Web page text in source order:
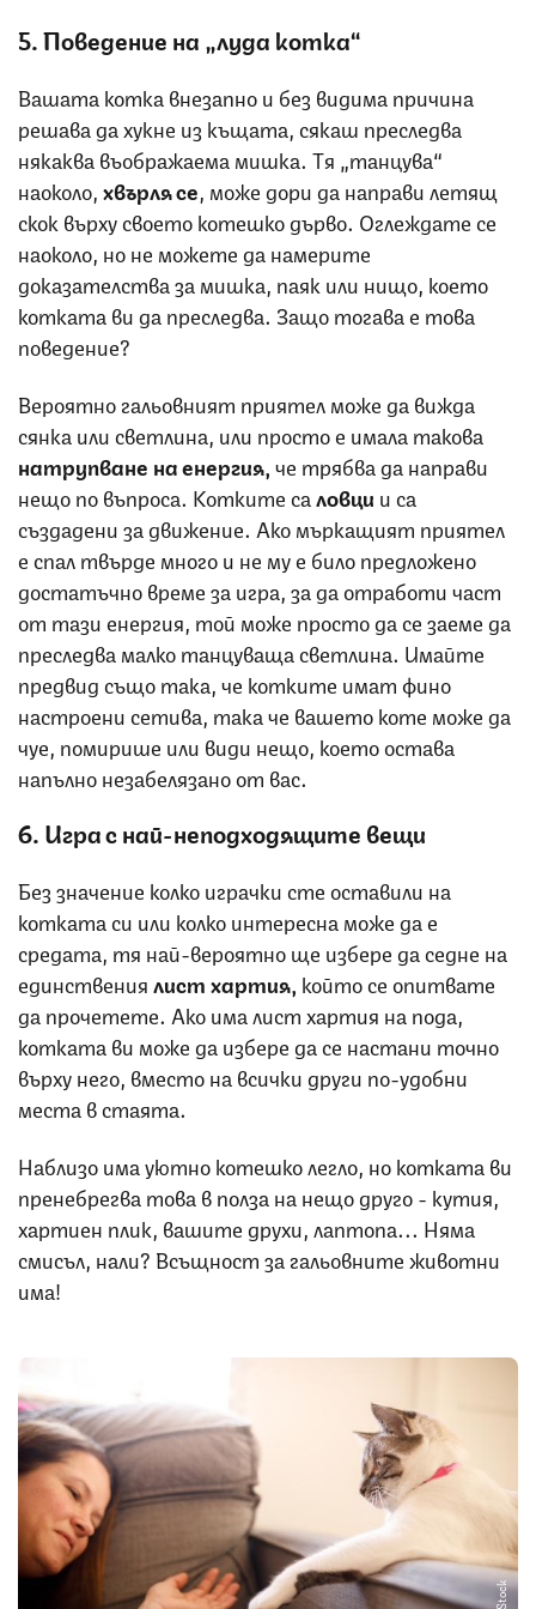
5. Поведение на „луда котка“
Вашата котка внезапно и без видима причина
решава да хукне из къщата, сякаш преследва
някаква въображаема мишка. Тя „танцува“
наоколо, хвърля се , може дори да направи летящ
скок върху своето котешко дърво. Оглеждате се
наоколо, но не можете да намерите
доказателства за мишка, паяк или нищо, което
котката ви да преследва. Защо тогава е това
поведение?
Вероятно гальовният приятел може да вижда
сянка или светлина, или просто е имала такова
натрупване на енергия, че трябва да направи
нещо по въпроса. Котките са ловци и са
създадени за движение. Ако мъркащият приятел
е спал твърде много и не му е било предложено
достатъчно време за игра, за да отработи част
от тази енергия, той може просто да се заеме да
преследва малко танцуваща светлина. Имайте
предвид също така, че котките имат фино
настроени сетива, така че вашето коте може да
чуе, помирише или види нещо, което остава
напълно незабелязано от вас.
6. Игра с най-неподходящите вещи
Без значение колко играчки сте оставили на
котката си или колко интересна може да е
средата, тя най-вероятно ще избере да седне на
единствения лист хартия, който се опитвате
да прочетете. Ако има лист хартия на пода,
котката ви може да избере да се настани точно
върху него, вместо на всички други по-удобни
места в стаята.
Наблизо има уютно котешко легло, но котката ви
пренебрегва това в полза на нещо друго - кутия,
хартиен плик, вашите друхи, лаптопа... Няма
смисъл, нали? Всъщност за гальовните животни
има!